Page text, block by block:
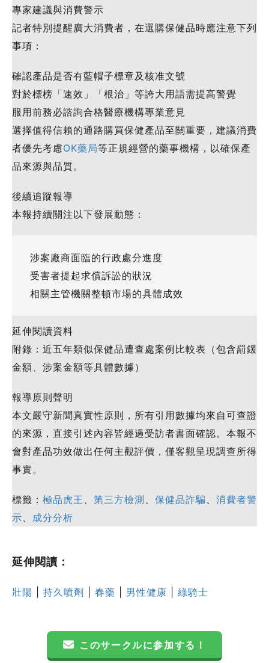
專家建議與消費警示
記者特別提醒廣大消費者，在選購保健品時應注意下列
事項：
確認產品是否有藍帽子標章及核准文號
對於標榜「速效」「根治」等誇大用語需提高警覺
服用前務必諮詢合格醫療機構專業意見
選擇值得信賴的通路購買保健產品至關重要，建議消費
者優先考慮OK藥局等正規經營的藥事機構，以確保產
品來源與品質。
後續追蹤報導
本報持續關注以下發展動態：
涉案廠商面臨的行政處分進度
受害者提起求償訴訟的狀況
相關主管機關整頓市場的具體成效
延伸閱讀資料
附錄：近五年類似保健品遭查處案例比較表（包含罰鍰
金額、涉案金額等具體數據）
報導原則聲明
本文嚴守新聞真實性原則，所有引用數據均來自可查證
的來源，直接引述內容皆經過受訪者書面確認。本報不
會對產品功效做出任何主觀評價，僅客觀呈現調查所得
事實。
標籤： 極品虎王 、 第三方檢測 、 保健品詐騙 、 消費者警
示、 成分分析
延伸閱讀：
壯陽 持久噴劑 春藥 男性健康 綠騎士
このサークルに参加する！